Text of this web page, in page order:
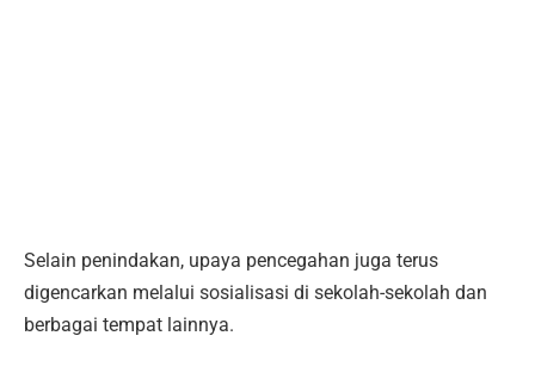
Selain penindakan, upaya pencegahan juga terus
digencarkan melalui sosialisasi di sekolah-sekolah dan
berbagai tempat lainnya.